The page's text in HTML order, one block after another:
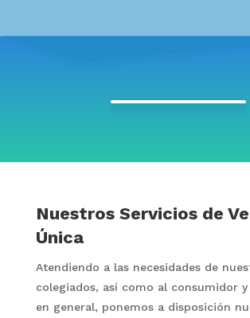
Nuestros Servicios de
Única
Atendiendo a las necesidades de
colegiados, así como al consumidor
en general, ponemos a disposición